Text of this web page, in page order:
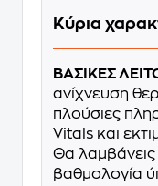
Κύρια
ΒΑΣΙΚΕΣ
ανίχνευση
πλούσιες
Vitals και
Θα λαμβάνεις
βαθμολογία